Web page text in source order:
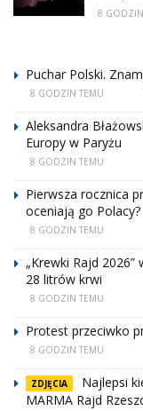
8
Puchar Polski.
8 GODZIN TEMU
Aleksandra
Europy w Paryżu
8 GODZIN TEMU
Pierwsza rocznica
oceniają go Polacy?
8 GODZIN TEMU
„Krewki Rajd
28 litrów krwi
8 GODZIN TEMU
Protest przeciwko
8 GODZIN TEMU
ZDJĘCIA
Najlepsi
MARMA Rajd